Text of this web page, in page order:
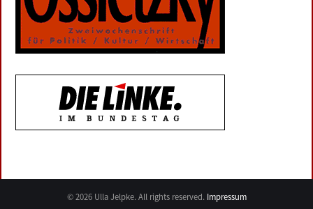
© 2026 Ulla Jelpke. All rights reserved. Impressum